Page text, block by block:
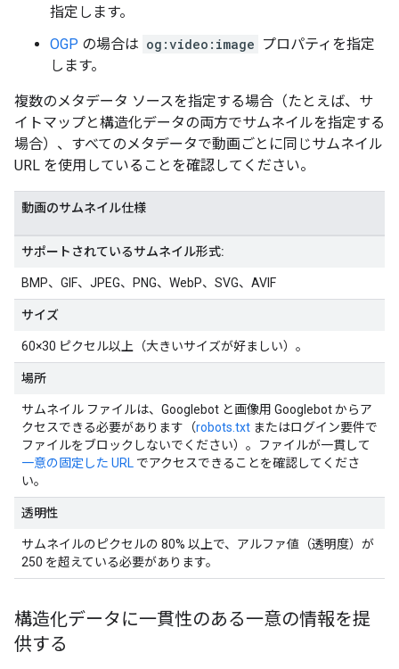
指定します。
OGP の場合は og:video:image プロパティを指定
します。
複数のメタデータ ソースを指定する場合（たとえば、サ
イトマップと構造化データの両方でサムネイルを指定する
場合）、すべてのメタデータで動画ごとに同じサムネイル
URL を使用していることを確認してください。
動画のサムネイル仕様
サポートされているサムネイル形式:
BMP、GIF、JPEG、PNG、WebP、SVG、AVIF
サイズ
60×30 ピクセル以上（大きいサイズが好ましい）。
場所
サムネイル ファイルは、Googlebot と画像用 Googlebot からア
クセスできる必要があります（robots.txt またはログイン要件で
ファイルをブロックしないでください）。ファイルが一貫して
一意の固定した URL でアクセスできることを確認してくださ
い。
透明性
サムネイルのピクセルの 80% 以上で、アルファ値（透明度）が
250 を超えている必要があります。
構造化データに一貫性のある一意の情報を提
供する